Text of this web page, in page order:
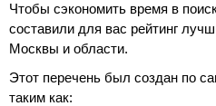
Чтобы сэкономить время в
составили для вас рейтинг
Москвы и области.
Этот перечень был создан по
таким как: